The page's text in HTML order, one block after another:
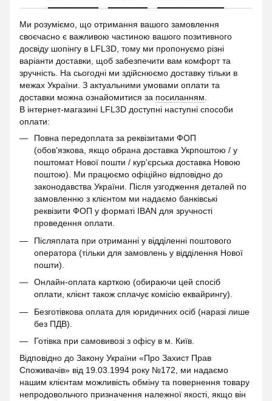
Ми розуміємо, що отримання вашого замовлення
своєчасно є важливою частиною вашого позитивного
досвіду шопінгу в LFL3D, тому ми пропонуємо різні
варіанти доставки, щоб забезпечити вам комфорт та
зручність. На сьогодні ми здійснюємо доставку тільки в
межах України. З актуальними умовами оплати та
доставки можна ознайомитися за посиланням.
В інтернет-магазині LFL3D доступні наступні способи
оплати:
Повна передоплата за реквізитами ФОП
(обов’язкова, якщо обрана доставка Укрпоштою / у
поштомат Нової пошти / кур'єрська доставка Новою
поштою). Ми працюємо офіційно відповідно до
законодавства України. Після узгодження деталей по
замовленню з клієнтом ми надаємо банківські
реквізити ФОП у форматі IBAN для зручності
проведення оплати.
Післяплата при отриманні у відділенні поштового
оператора (тільки для замовлень у відділення Нової
пошти).
Онлайн-оплата карткою (обираючи цей спосіб
оплати, клієнт також сплачує комісію еквайрингу).
Безготівкова оплата для юридичних осіб (наразі лише
без ПДВ).
Готівка при самовивозі з офісу в м. Київ.
Відповідно до Закону України «Про Захист Прав
Споживачів» від 19.03.1994 року №172, ми надаємо
нашим клієнтам можливість обміну та повернення товару
непродовольчого призначення належної якості, якщо він